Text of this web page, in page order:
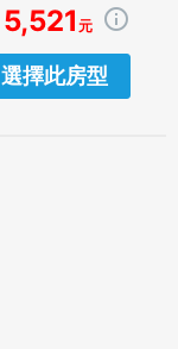
5,521 元
選擇此房型